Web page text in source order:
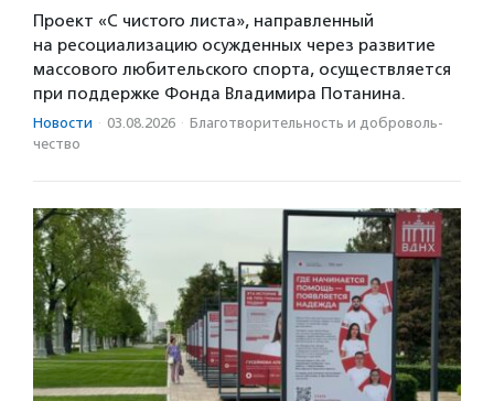
Проект «С чистого листа», направленный
на ресоциализацию осужденных через развитие
массового любительского спорта, осуществляется
при поддержке Фонда Владимира Потанина.
Новости · 03.08.2026 · Благотвори­тель­ность и доброволь­
чест­во